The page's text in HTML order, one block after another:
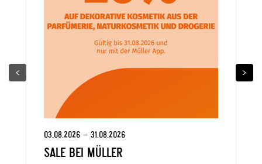
03.08.2026 – 31.08.2026
SALE BEI MÜLLER